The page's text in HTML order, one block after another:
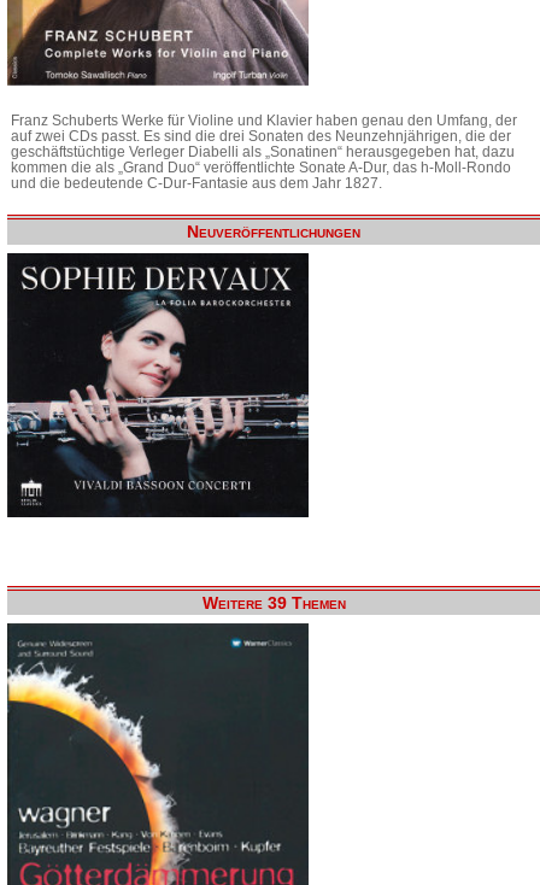
Franz Schuberts Werke für Violine und Klavier haben genau den Umfang, der
auf zwei CDs passt. Es sind die drei Sonaten des Neunzehnjährigen, die der
geschäftstüchtige Verleger Diabelli als „Sonatinen“ herausgegeben hat, dazu
kommen die als „Grand Duo“ veröffentlichte Sonate A-Dur, das h-Moll-Rondo
und die bedeutende C-Dur-Fantasie aus dem Jahr 1827.
Neuveröffentlichungen
Weitere 39 Themen